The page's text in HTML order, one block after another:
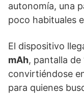
autonomía, una
poco habituales
El dispositivo
mAh, pantalla de
convirtiéndose
para quienes